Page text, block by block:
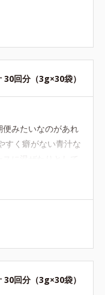
回分（3g×30袋）
みたいなのがあれ
すく癖がない青汁な
回分（3g×30袋）